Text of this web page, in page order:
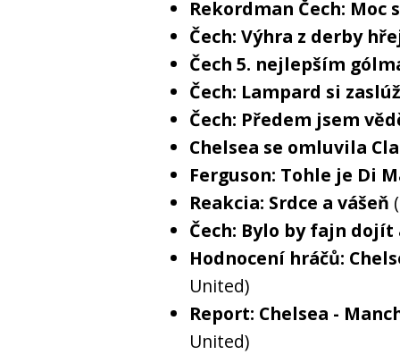
Rekordman Čech: Moc
Čech: Výhra z derby
Čech 5. nejlepším
Čech: Lampard si
Čech: Předem jsem
Chelsea se omluvila
Ferguson: Tohle je Di
Reakcia: Srdce a vášeň
Čech: Bylo by fajn dojít
Hodnocení hráčů:
United)
Report: Chelsea -
United)